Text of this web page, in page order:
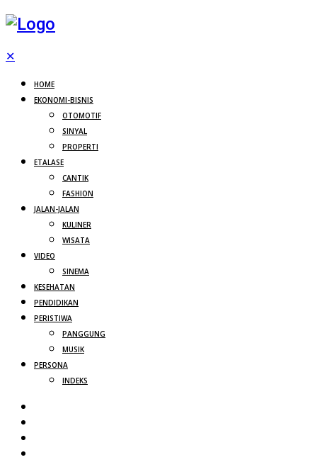
✕
HOME
EKONOMI-BISNIS
OTOMOTIF
SINYAL
PROPERTI
ETALASE
CANTIK
FASHION
JALAN-JALAN
KULINER
WISATA
VIDEO
SINEMA
KESEHATAN
PENDIDIKAN
PERISTIWA
PANGGUNG
MUSIK
PERSONA
INDEKS